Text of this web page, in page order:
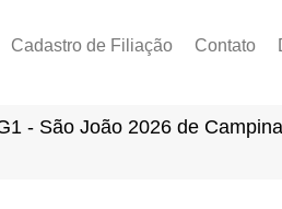
Cadastro de Filiação Contato
- São João 2026 de